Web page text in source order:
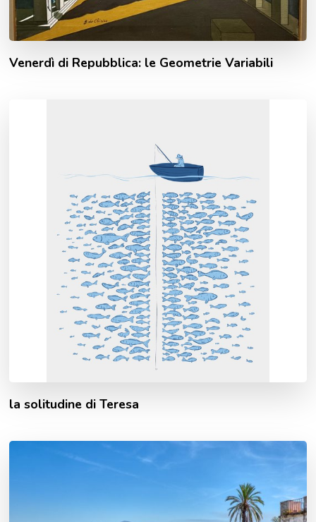
Venerdì di Repubblica: le Geometrie Variabili
la solitudine di Teresa